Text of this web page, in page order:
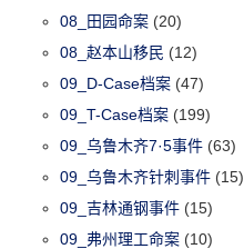
08_田园命案 (20)
08_赵本山移民 (12)
09_D-Case档案 (47)
09_T-Case档案 (199)
09_乌鲁木齐7·5事件 (63)
09_乌鲁木齐针刺事件 (15)
09_吉林通钢事件 (15)
09_弗州理工命案 (10)